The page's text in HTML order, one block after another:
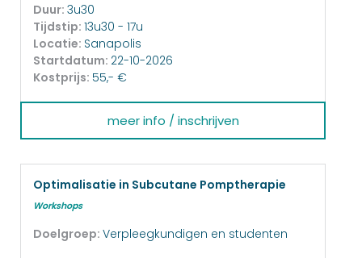
Duur: 3u30
Tijdstip: 13u30 - 17u
Locatie: Sanapolis
Startdatum: 22-10-2026
Kostprijs: 55,- €
meer info / inschrijven
Optimalisatie in Subcutane Pomptherapie
Workshops
Doelgroep: Verpleegkundigen en studenten